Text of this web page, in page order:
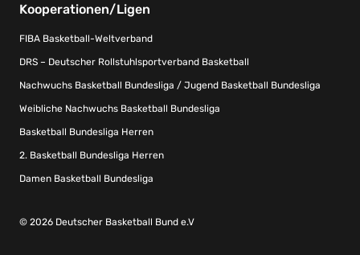
Kooperationen/Ligen
FIBA Basketball-Weltverband
DRS – Deutscher Rollstuhlsportverband Basketball
Nachwuchs Basketball Bundesliga / Jugend Basketball Bundesliga
Weibliche Nachwuchs Basketball Bundesliga
Basketball Bundesliga Herren
2. Basketball Bundesliga Herren
Damen Basketball Bundesliga
© 2026 Deutscher Basketball Bund e.V